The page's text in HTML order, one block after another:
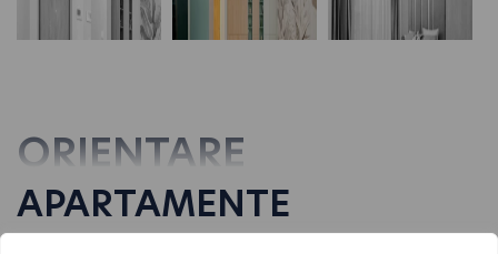
ORIENTARE
APARTAMENTE